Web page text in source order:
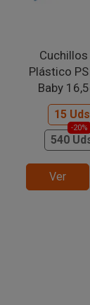
Plástico
Baby
15 Uds
540
-20%
Ver